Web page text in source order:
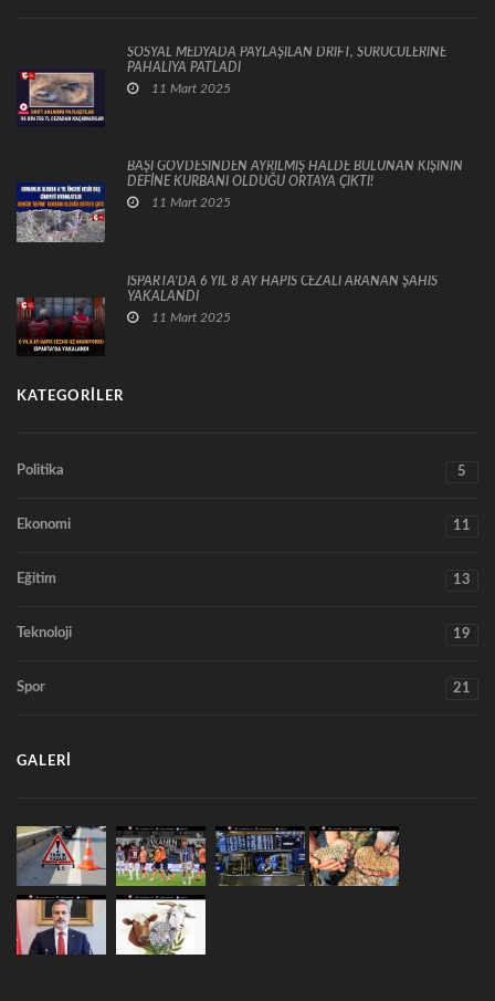
SOSYAL MEDYADA PAYLAŞILAN DRİFT, SÜRÜCÜLERİNE
PAHALIYA PATLADI
11 Mart 2025
BAŞI GÖVDESİNDEN AYRILMIŞ HALDE BULUNAN KİŞİNİN
DEFİNE KURBANI OLDUĞU ORTAYA ÇIKTI!
11 Mart 2025
ISPARTA’DA 6 YIL 8 AY HAPİS CEZALI ARANAN ŞAHIS
YAKALANDI
11 Mart 2025
KATEGORILER
Politika 5
Ekonomi 11
Eğitim 13
Teknoloji 19
Spor 21
GALERI